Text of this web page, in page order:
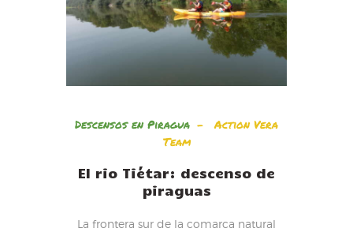
Descensos en Piragua
Action Vera
Team
El rio Tiétar: descenso de
piraguas
La frontera sur de la comarca natural